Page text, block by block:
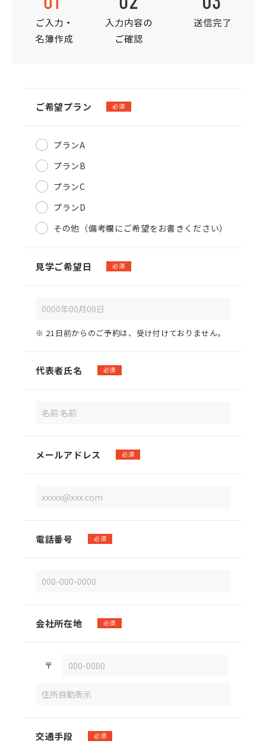
ご希望プラン 必須
プランA
プランB
プランC
プランD
その他（備考欄にご希望をお書きください）
見学ご希望日 必須
※ 21日前からのご予約は、受け付けておりません。
代表者氏名 必須
メールアドレス 必須
電話番号 必須
会社所在地 必須
〒
交通手段 必須